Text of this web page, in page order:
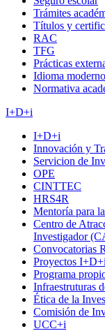
Trámites
Títulos y
RAC
TFG
Prácticas
Idioma moderno
Normativa
I+D+i
I+D+i
Innovación y
Servicion de
OPE
CINTTEC
HRS4R
Mentoría para
Centro de
Investigador
Convocatorias
Proyectos I+D+i
Programa
Infraestruturas
Ética de la
Comisión de
UCC+i